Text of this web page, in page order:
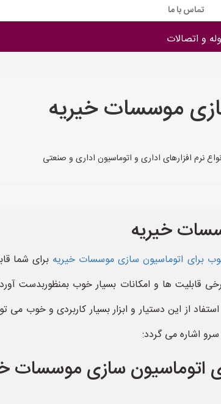
تماس با ما
و اتصالات
موسسات خیریه
نرم افزارهای اداری و اتوماسیون اداری و صنعتی
خیریه
خوب برای اتوماسیون سازی موسسات خیریه برای شما
قابلیت ها و امکانات بسیار خوب بمنظوربدست
از این دستیار و ابزار بسیار کاربردی و خوب می
سرو اشاره می گردد:
اتوماسیون سازی موسسات